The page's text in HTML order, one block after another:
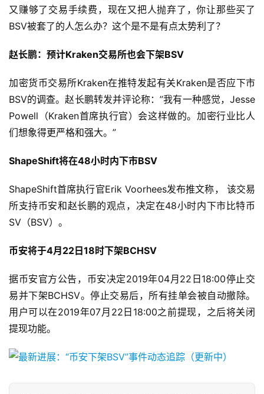
又赚够了交易手续费，现在又把人抛弃了，你让那些买了
BSV被套了的人怎么办？这个是不是有点太势利了？
赵长鹏：预计Kraken交易所也会下架BSV
加密货币交易所Kraken在推特发起有关Kraken是否应下市
BSV的调查。赵长鹏转发并评论称：”我有一种感觉，Jesse
Powell（Kraken首席执行官）会这样做的。加密行业比人
们想象得更严格和强大。”
ShapeShift将在48小时内下市BSV
ShapeShift首席执行官Erik Voorhees发布推文称， 该交易
所支持币安和赵长鹏的观点，决定在48小时内下市比特币
SV（BSV）。
币安将于4月22日18时下架BCHSV
据币安官方公告，币安决定2019年04月22日18:00停止交
易并下架BCHSV。停止交易后，所有挂单会被自动撤除。
用户可以在2019年07月22日18:00之前提现，之后将关闭
提现功能。